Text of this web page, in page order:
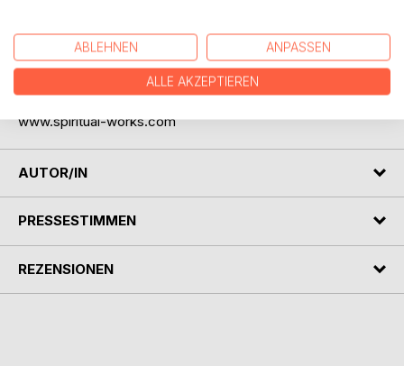
sina egna inre rörelser.
Rekommenderas från 21 års ålder. Boken behandlar
www.spiritual-works.com
AUTOR/IN
PRESSESTIMMEN
REZENSIONEN
ABLEHNEN ANPASSEN
ALLE AKZEPTIEREN